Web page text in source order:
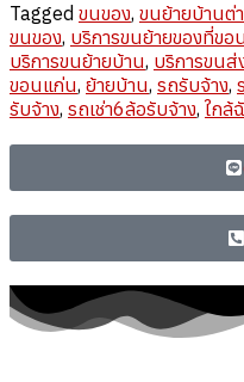
Tagged ขนของ, ขนย้ายบ้านต่
ขนของ, บริการขนย้ายของที่ขอ
บริการขนย้ายบ้าน, บริการขนส่
ขอนแก่น, ย้ายบ้าน, รถรับจ้าง,
รับจ้าง, รถเช่า6ล้อรับจ้าง, ใกล้